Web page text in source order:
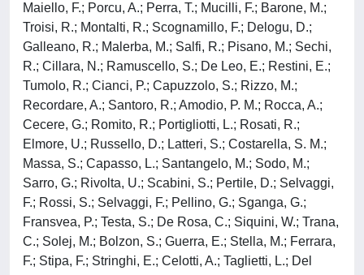
Maiello, F.; Porcu, A.; Perra, T.; Mucilli, F.; Barone, M.;
Troisi, R.; Montalti, R.; Scognamillo, F.; Delogu, D.;
Galleano, R.; Malerba, M.; Salfi, R.; Pisano, M.; Sechi,
R.; Cillara, N.; Ramuscello, S.; De Leo, E.; Restini, E.;
Tumolo, R.; Cianci, P.; Capuzzolo, S.; Rizzo, M.;
Recordare, A.; Santoro, R.; Amodio, P. M.; Rocca, A.;
Cecere, G.; Romito, R.; Portigliotti, L.; Rosati, R.;
Elmore, U.; Russello, D.; Latteri, S.; Costarella, S. M.;
Massa, S.; Capasso, L.; Santangelo, M.; Sodo, M.;
Sarro, G.; Rivolta, U.; Scabini, S.; Pertile, D.; Selvaggi,
F.; Rossi, S.; Selvaggi, F.; Pellino, G.; Sganga, G.;
Fransvea, P.; Testa, S.; De Rosa, C.; Siquini, W.; Trana,
C.; Solej, M.; Bolzon, S.; Guerra, E.; Stella, M.; Ferrara,
F.; Stipa, F.; Stringhi, E.; Celotti, A.; Taglietti, L.; Del